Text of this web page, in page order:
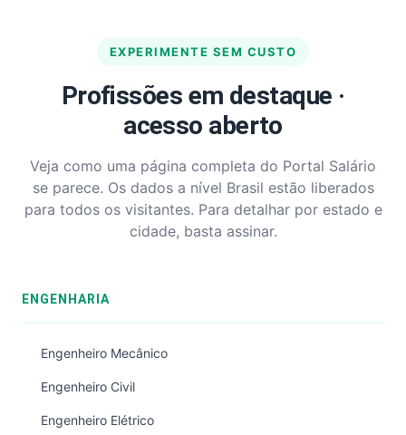
EXPERIMENTE SEM CUSTO
Profissões em destaque ·
acesso aberto
Veja como uma página completa do Portal Salário
se parece. Os dados a nível Brasil estão liberados
para todos os visitantes. Para detalhar por estado e
cidade, basta assinar.
ENGENHARIA
Engenheiro Mecânico
Engenheiro Civil
Engenheiro Elétrico